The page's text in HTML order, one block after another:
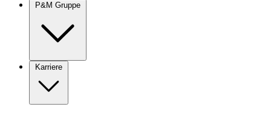
P&M Gruppe
Karriere